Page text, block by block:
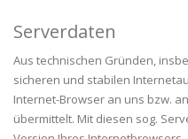
Serverdaten
Aus technischen Gründen,
sicheren und stabilen
Internet-Browser an uns bzw.
übermittelt. Mit diesen sog.